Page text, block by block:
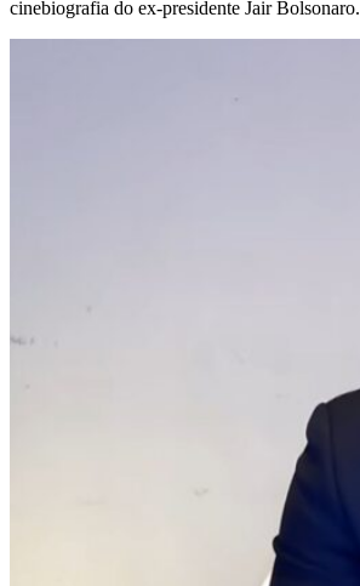
cinebiografia do ex-presidente Jair Bolsonaro.